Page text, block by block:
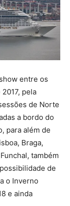
entre os
pela
de Norte
a bordo do
para além de
Braga,
também
de
o Inverno
e ainda